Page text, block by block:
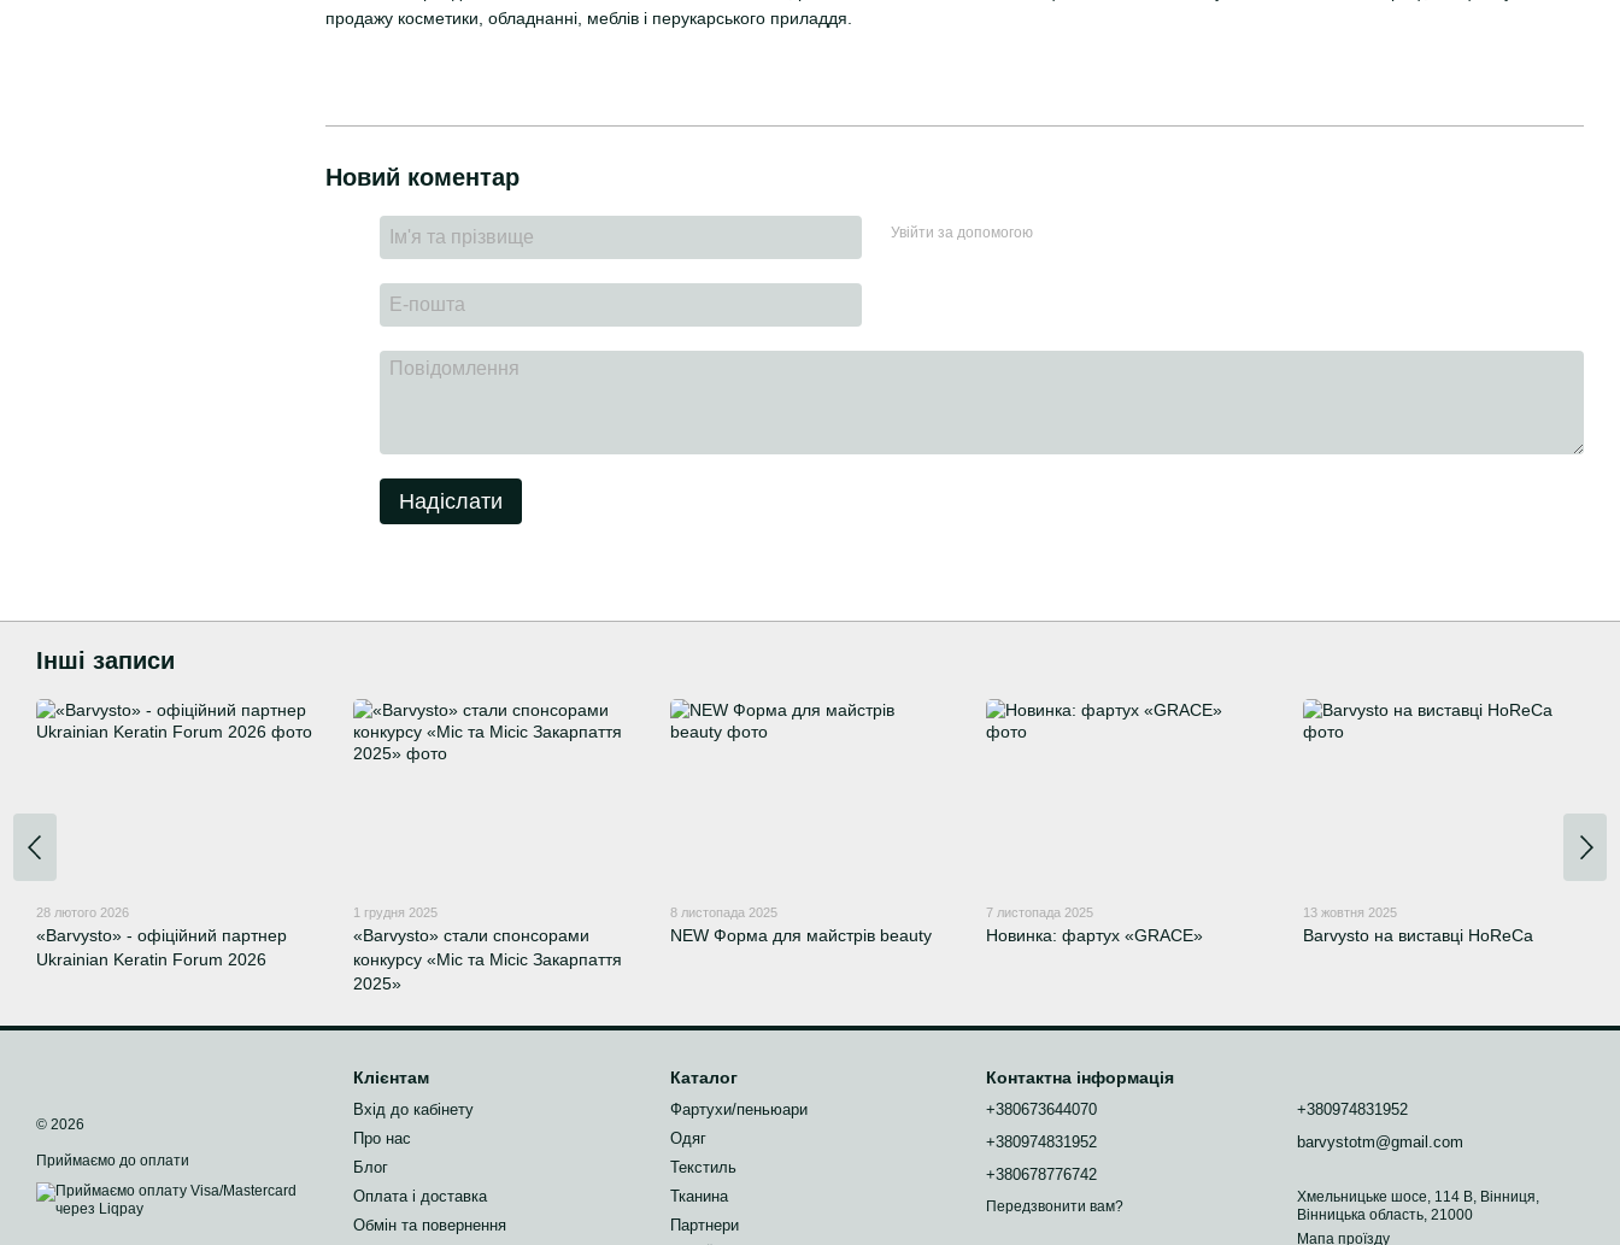
продажу косметики, обладнанні, меблів і перукарського приладдя.
Новий коментар
Увійти за допомогою
Надіслати
Інші записи
28 лютого 2026
«Barvysto» - офіційний партнер
Ukrainian Keratin Forum 2026
1 грудня 2025
«Barvysto» стали спонсорами
конкурсу «Міс та Місіс Закарпаття
2025»
8 листопада 2025
NEW Форма для майстрів beauty
7 листопада 2025
Новинка: фартух «GRACE»
13 жовтня 2025
Barvysto на виставці HoReCa
© 2026
Приймаємо до оплати
Клієнтам
Вхід до кабінету
Про нас
Блог
Оплата і доставка
Обмін та повернення
Каталог
Фартухи/пеньюари
Одяг
Текстиль
Тканина
Партнери
Контактна інформація
+380673644070
+380974831952
+380678776742
Передзвонити вам?
+380974831952
barvystotm@gmail.com
Хмельницьке шосе, 114 В, Вінниця,
Вінницька область, 21000
Мапа проїзду